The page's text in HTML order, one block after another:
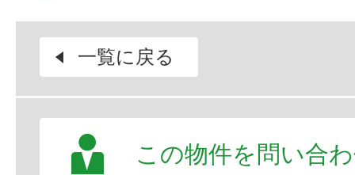
一覧に戻る
この物件を問い合